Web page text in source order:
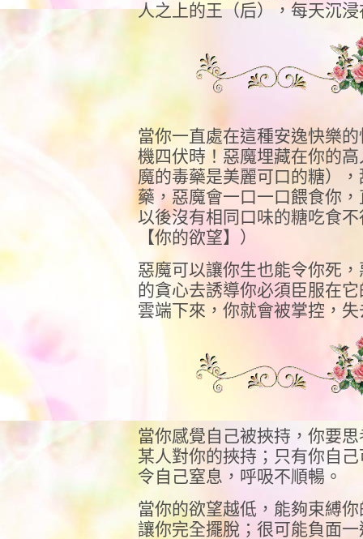
人之上的王（后），每天沉
當你一直處在這種安逸快樂
機四伏時！惡魔埋藏在你的
魔的毒藥是美麗可口的糖）
藥，惡魔會一口一口餵食你
以後沒有相同口味的糖吃食
【你的欲望】）
惡魔可以讓你生也能令你死
的貪心去誘導你必須臣服在
雲端下來，你就會被掌控，
當你感覺自己被挾持，你要
某人對你的挾持；只有你自
令自己窒息，呼吸不順暢。
當你的欲望越低，能夠束縛
讓你完全擺脫；很可能負面